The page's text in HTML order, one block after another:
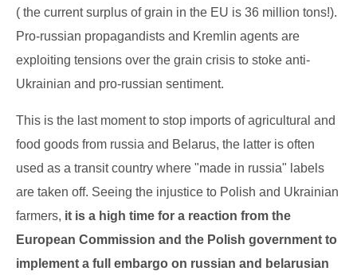
( the current surplus of grain in the EU is 36 million tons!).
Pro-russian propagandists and Kremlin agents are
exploiting tensions over the grain crisis to stoke anti-
Ukrainian and pro-russian sentiment.
This is the last moment to stop imports of agricultural and
food goods from russia and Belarus, the latter is often
used as a transit country where "made in russia" labels
are taken off. Seeing the injustice to Polish and Ukrainian
farmers, it is a high time for a reaction from the
European Commission and the Polish government to
implement a full embargo on russian and belarusian